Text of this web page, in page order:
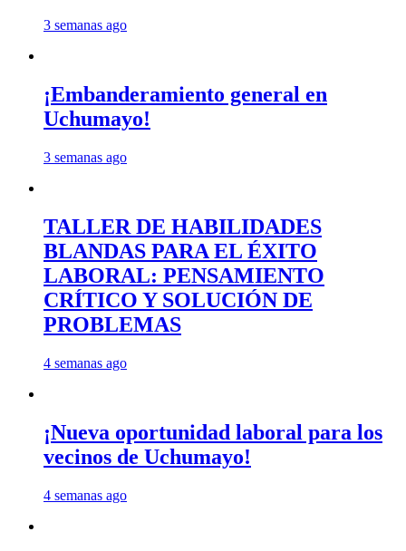
3 semanas ago
¡Embanderamiento general en
Uchumayo!
3 semanas ago
TALLER DE HABILIDADES
BLANDAS PARA EL ÉXITO
LABORAL: PENSAMIENTO
CRÍTICO Y SOLUCIÓN DE
PROBLEMAS
4 semanas ago
¡Nueva oportunidad laboral para los
vecinos de Uchumayo!
4 semanas ago